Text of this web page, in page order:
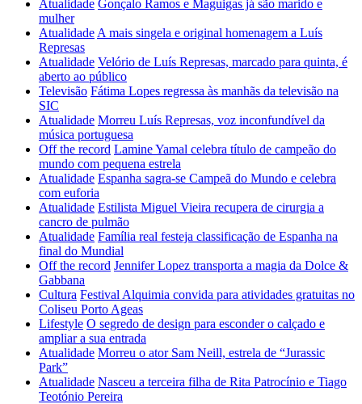
Atualidade Gonçalo Ramos e Maguigas já são marido e
mulher
Atualidade A mais singela e original homenagem a Luís
Represas
Atualidade Velório de Luís Represas, marcado para quinta, é
aberto ao público
Televisão Fátima Lopes regressa às manhãs da televisão na
SIC
Atualidade Morreu Luís Represas, voz inconfundível da
música portuguesa
Off the record Lamine Yamal celebra título de campeão do
mundo com pequena estrela
Atualidade Espanha sagra-se Campeã do Mundo e celebra
com euforia
Atualidade Estilista Miguel Vieira recupera de cirurgia a
cancro de pulmão
Atualidade Família real festeja classificação de Espanha na
final do Mundial
Off the record Jennifer Lopez transporta a magia da Dolce &
Gabbana
Cultura Festival Alquimia convida para atividades gratuitas no
Coliseu Porto Ageas
Lifestyle O segredo de design para esconder o calçado e
ampliar a sua entrada
Atualidade Morreu o ator Sam Neill, estrela de “Jurassic
Park”
Atualidade Nasceu a terceira filha de Rita Patrocínio e Tiago
Teotónio Pereira